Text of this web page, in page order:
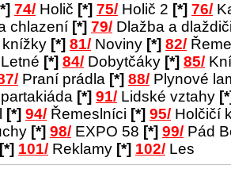
74/ Holič [*] 75/ Holič 2 [*] 76/
chlazení [*] 79/ Dlažba a
knížky [*] 81/ Noviny [*] 82/
[*] 84/ Dobytčáky [*] 85/
Praní prádla [*] 88/ Plynové
[*] 91/ Lidské vztahy
[*] 94/ Řemeslníci [*] 95/ Holčičí
[*] 98/ EXPO 58 [*] 99/ Pád
[*] 101/ Reklamy [*] 102/ Les